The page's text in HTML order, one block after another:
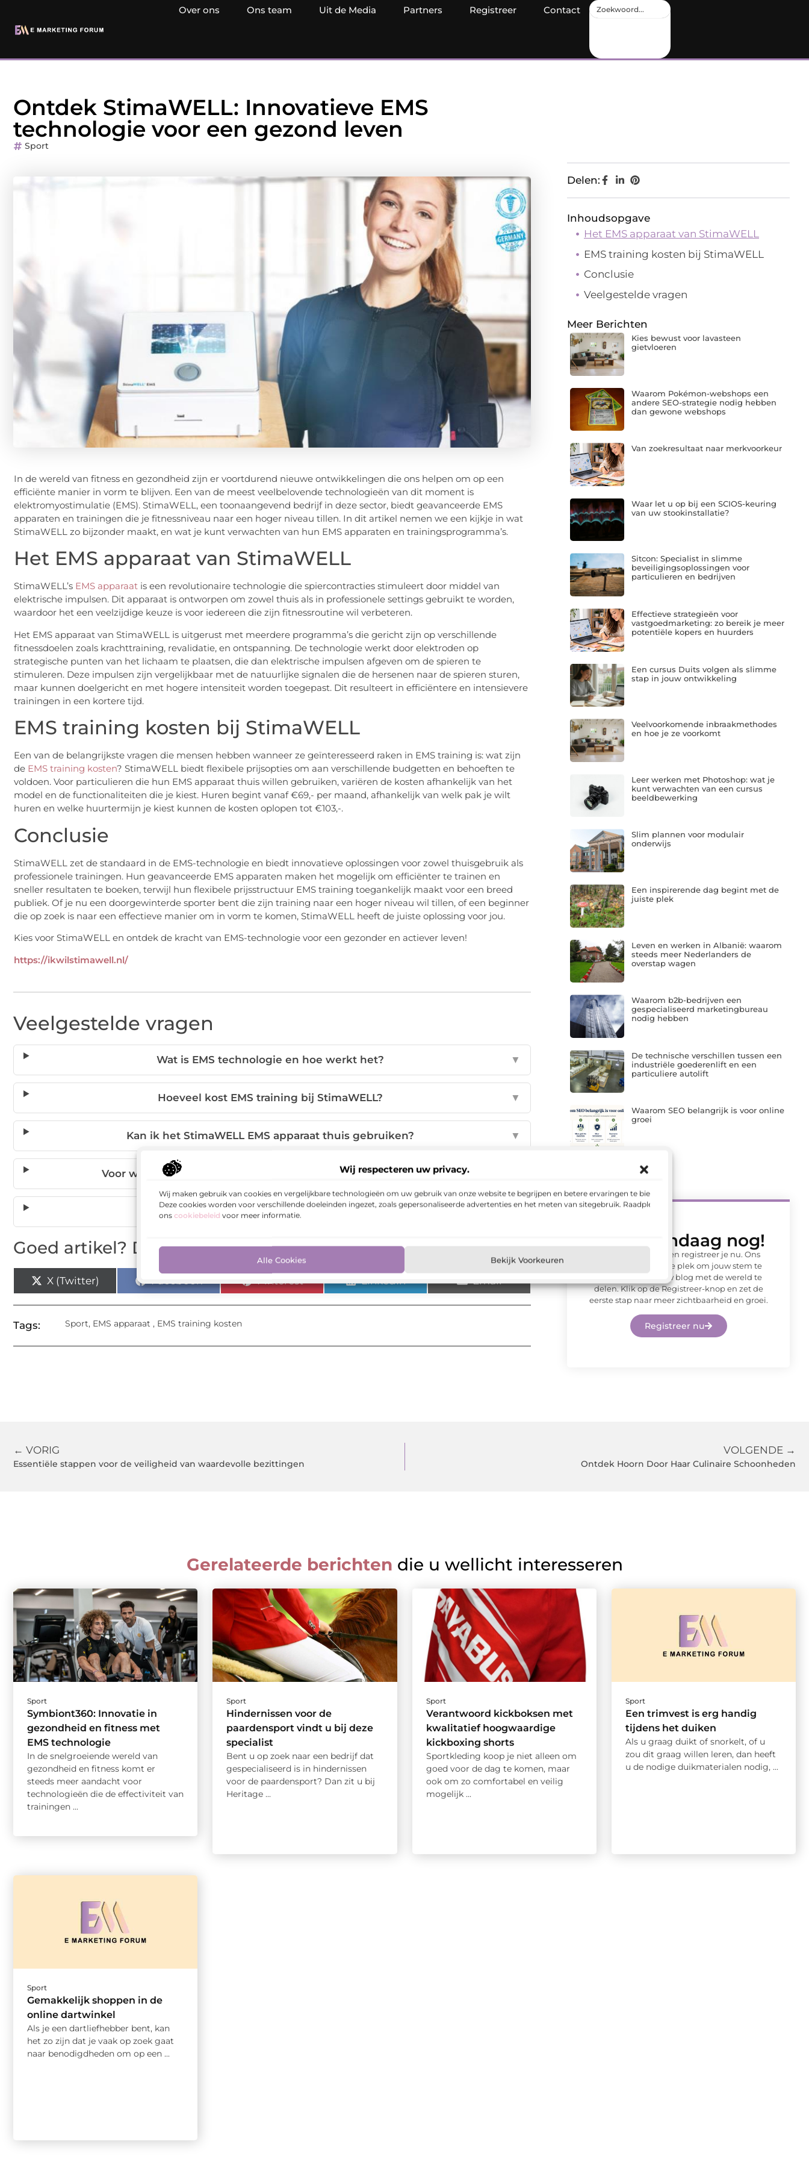
Wij respecteren uw privacy.
Wij maken gebruik van cookies en vergelijkbare technologieën om uw gebruik van onze website te begrijpen en betere ervaringen te bieden.
Deze cookies worden voor verschillende doeleinden ingezet, zoals gepersonaliseerde advertenties en het meten van sitegebruik. Raadpleeg
ons cookiebeleid voor meer informatie.
Alle Cookies Bekijk Voorkeuren
Over ons Ons team Uit de Media Partners Registreer Contact
Ontdek StimaWELL: Innovatieve EMS
technologie voor een gezond leven
Sport
In de wereld van fitness en gezondheid zijn er voortdurend nieuwe ontwikkelingen die ons helpen om op een
efficiënte manier in vorm te blijven. Een van de meest veelbelovende technologieën van dit moment is
elektromyostimulatie (EMS). StimaWELL, een toonaangevend bedrijf in deze sector, biedt geavanceerde EMS
apparaten en trainingen die je fitnessniveau naar een hoger niveau tillen. In dit artikel nemen we een kijkje in wat
StimaWELL zo bijzonder maakt, en wat je kunt verwachten van hun EMS apparaten en trainingsprogramma’s.
Het EMS apparaat van StimaWELL
StimaWELL’s EMS apparaat is een revolutionaire technologie die spiercontracties stimuleert door middel van
elektrische impulsen. Dit apparaat is ontworpen om zowel thuis als in professionele settings gebruikt te worden,
waardoor het een veelzijdige keuze is voor iedereen die zijn fitnessroutine wil verbeteren.
Het EMS apparaat van StimaWELL is uitgerust met meerdere programma’s die gericht zijn op verschillende
fitnessdoelen zoals krachttraining, revalidatie, en ontspanning. De technologie werkt door elektroden op
strategische punten van het lichaam te plaatsen, die dan elektrische impulsen afgeven om de spieren te
stimuleren. Deze impulsen zijn vergelijkbaar met de natuurlijke signalen die de hersenen naar de spieren sturen,
maar kunnen doelgericht en met hogere intensiteit worden toegepast. Dit resulteert in efficiëntere en intensievere
trainingen in een kortere tijd.
EMS training kosten bij StimaWELL
Een van de belangrijkste vragen die mensen hebben wanneer ze geïnteresseerd raken in EMS training is: wat zijn
de EMS training kosten? StimaWELL biedt flexibele prijsopties om aan verschillende budgetten en behoeften te
voldoen. Voor particulieren die hun EMS apparaat thuis willen gebruiken, variëren de kosten afhankelijk van het
model en de functionaliteiten die je kiest. Huren begint vanaf €69,- per maand, afhankelijk van welk pak je wilt
huren en welke huurtermijn je kiest kunnen de kosten oplopen tot €103,-.
Conclusie
StimaWELL zet de standaard in de EMS-technologie en biedt innovatieve oplossingen voor zowel thuisgebruik als
professionele trainingen. Hun geavanceerde EMS apparaten maken het mogelijk om efficiënter te trainen en
sneller resultaten te boeken, terwijl hun flexibele prijsstructuur EMS training toegankelijk maakt voor een breed
publiek. Of je nu een doorgewinterde sporter bent die zijn training naar een hoger niveau wil tillen, of een beginner
die op zoek is naar een effectieve manier om in vorm te komen, StimaWELL heeft de juiste oplossing voor jou.
Kies voor StimaWELL en ontdek de kracht van EMS-technologie voor een gezonder en actiever leven!
https://ikwilstimawell.nl/
Veelgestelde vragen
Wat is EMS technologie en hoe werkt het? ▼
Hoeveel kost EMS training bij StimaWELL? ▼
Kan ik het StimaWELL EMS apparaat thuis gebruiken? ▼
Voor welke fitnessdoelen is het StimaWELL apparaat geschikt?
Hoe lang duurt een EMS training met StimaWELL?
Goed artikel? Deel hem dan op:
X (Twitter) Pinterest LinkedIn Email
Tags: Sport, EMS apparaat , EMS training kosten
Delen:
Inhoudsopgave
Het EMS apparaat van StimaWELL
EMS training kosten bij StimaWELL
Conclusie
Veelgestelde vragen
Meer Berichten
Kies bewust voor lavasteen
gietvloeren
Waarom Pokémon-webshops een
andere SEO-strategie nodig hebben
dan gewone webshops
Van zoekresultaat naar merkvoorkeur
Waar let u op bij een SCIOS-keuring
van uw stookinstallatie?
Sitcon: Specialist in slimme
beveiligingsoplossingen voor
particulieren en bedrijven
Effectieve strategieën voor
vastgoedmarketing: zo bereik je meer
potentiële kopers en huurders
Een cursus Duits volgen als slimme
stap in jouw ontwikkeling
Veelvoorkomende inbraakmethodes
en hoe je ze voorkomt
Leer werken met Photoshop: wat je
kunt verwachten van een cursus
beeldbewerking
Slim plannen voor modulair
onderwijs
Een inspirerende dag begint met de
juiste plek
Leven en werken in Albanië: waarom
steeds meer Nederlanders de
overstap wagen
Waarom b2b-bedrijven een
gespecialiseerd marketingbureau
nodig hebben
De technische verschillen tussen een
industriële goederenlift en een
particuliere autolift
Waarom SEO belangrijk is voor online
groei
Begin vandaag nog!
Wacht niet langer en registreer je nu. Ons
platform is de ideale plek om jouw stem te
laten horen en jouw blog met de wereld te
delen. Klik op de Registreer-knop en zet de
eerste stap naar meer zichtbaarheid en groei.
Registreer nu
← VORIG
Essentiële stappen voor de veiligheid van waardevolle bezittingen
VOLGENDE →
Ontdek Hoorn Door Haar Culinaire Schoonheden
Gerelateerde berichten die u wellicht interesseren
Sport
Symbiont360: Innovatie in
gezondheid en fitness met
EMS technologie
In de snelgroeiende wereld van
gezondheid en fitness komt er
steeds meer aandacht voor
technologieën die de effectiviteit van
trainingen ...
Sport
Hindernissen voor de
paardensport vindt u bij deze
specialist
Bent u op zoek naar een bedrijf dat
gespecialiseerd is in hindernissen
voor de paardensport? Dan zit u bij
Heritage ...
Sport
Verantwoord kickboksen met
kwalitatief hoogwaardige
kickboxing shorts
Sportkleding koop je niet alleen om
goed voor de dag te komen, maar
ook om zo comfortabel en veilig
mogelijk ...
Sport
Een trimvest is erg handig
tijdens het duiken
Als u graag duikt of snorkelt, of u
zou dit graag willen leren, dan heeft
u de nodige duikmaterialen nodig, ...
Sport
Gemakkelijk shoppen in de
online dartwinkel
Als je een dartliefhebber bent, kan
het zo zijn dat je vaak op zoek gaat
naar benodigdheden om op een ...